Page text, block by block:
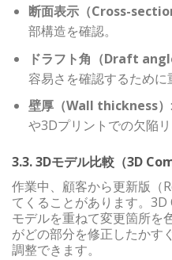
断面表示（Cross-
部構造を確認。
ドラフト角（Draft
容易さを確認するために
壁厚（Wall thickness）
や3Dプリントでの欠陥リ
3.3. 3Dモデル比較（3D
作業中、顧客から更新版（
てくることがあります。
モデルを重ねて変更箇所を
がどの部分を修正したかす
調整できます。